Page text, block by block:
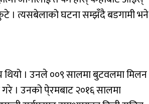
। त्यसबेलाको घटना सम्झँदै बडगामी भने
थियो । उनले ००९ सालमा बुटवलमा मिलन
। उनको पे्रमबाट २०१६ सालमा